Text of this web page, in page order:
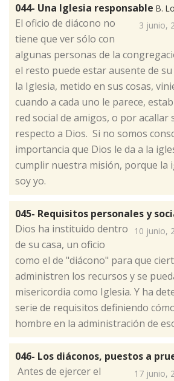
044- Una Iglesia responsable B.
3 junio,
El oficio de diácono no
tiene que ver sólo con
algunas personas de la
el resto puede estar ausente de
la Iglesia, metido en sus cosas,
cuando a cada uno le parece,
red social de amigos, o por acallar
respecto a Dios. Si no somos
importancia que Dios le da a la
cumplir nuestra misión, porque la
soy yo.
045- Requisitos personales y
10 junio,
​Dios ha instituido dentro
de su casa, un oficio
como el de "diácono" para que
administren los recursos y se
misericordia como Iglesia. Y ha
serie de requisitos definiendo
hombre en la administración de
046- Los diáconos, puestos a
17 junio,
​ Antes de ejercer el